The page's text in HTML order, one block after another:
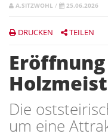
A.SITZWOHL / 25.06.2026
DRUCKEN TEILEN
Eröffnung
Die
um eine